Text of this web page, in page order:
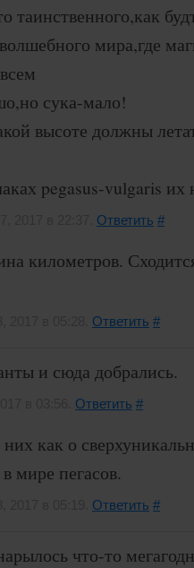
таинственного,как
мира,где
сука-мало!
высоте должны
pegasus-vulgaris их
Ответить #
километров.
Ответить #
и сюда добрались.
Ответить #
как о
мире пегасов.
Ответить #
что-то